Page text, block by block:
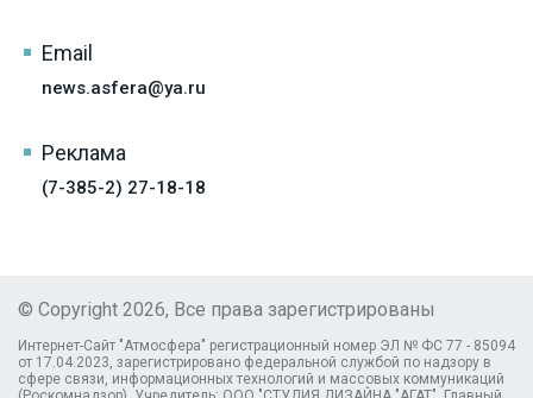
Email
news.asfera@ya.ru
Реклама
(7-385-2) 27-18-18
© Copyright 2026, Все права зарегистрированы
Интернет-Сайт "Атмосфера" регистрационный номер ЭЛ № ФС 77 - 85094
от 17.04.2023, зарегистрировано федеральной службой по надзору в
сфере связи, информационных технологий и массовых коммуникаций